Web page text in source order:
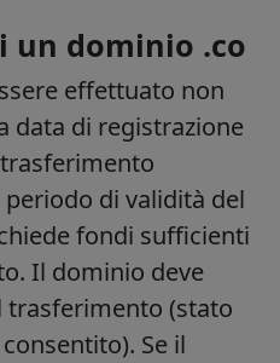
un dominio .co
effettuato non
data di registrazione
di validità del
fondi sufficienti
Il dominio deve
trasferimento (stato
consentito). Se il